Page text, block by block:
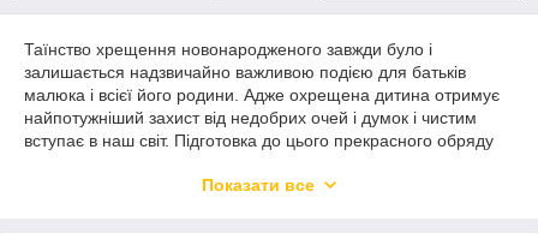
Таїнство хрещення новонародженого завжди було і
залишається надзвичайно важливою подією для батьків
малюка і всієї його родини. Адже охрещена дитина отримує
найпотужніший захист від недобрих очей і думок і чистим
вступає в наш світ. Підготовка до цього прекрасного обряду
тому, що проводиться згідно з усталеними канонами та
Показати все